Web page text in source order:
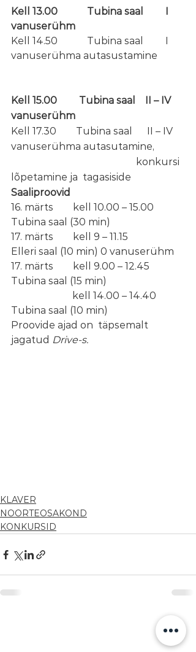
Kell 13.00            Tubina saal         I
vanuserühm
Kell 14.50            Tubina saal         I
vanuserühma autasustamine
Kell 15.00         Tubina saal    II – IV
vanuserühm
Kell 17.30        Tubina saal      II – IV
vanuserühma autasutamine,
lõpetamine ja  tagasiside
Saaliproovid
16. märts        kell 10.00 – 15.00
Tubina saal (30 min)
17. märts        kell 9 – 11.15
Elleri saal (10 min) 0 vanuserühm
17. märts        kell 9.00 – 12.45
Tubina saal (15 min)
Tubina saal (10 min)
Proovide ajad on  täpsemalt
jagatud Drive-s.
KLAVER
NOORTEOSAKOND
KONKURSID